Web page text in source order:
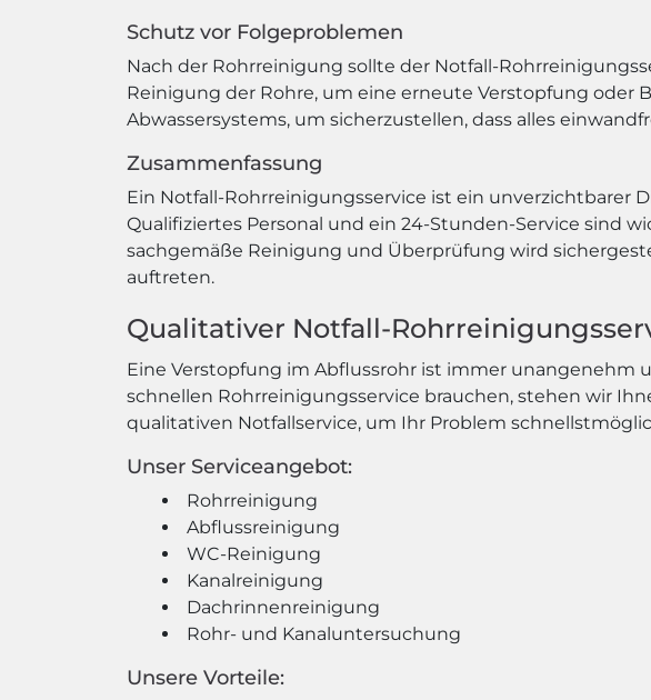
Schutz vor Folgeproblemen
Nach der Rohrreinigung sollte der Notfall-
Reinigung der Rohre, um eine erneute Verstopfung oder
Abwassersystems, um sicherzustellen, dass alles
Zusammenfassung
Ein Notfall-Rohrreinigungsservice ist ein unverzichtbarer
Qualifiziertes Personal und ein 24-Stunden-Service sind
sachgemäße Reinigung und Überprüfung wird
auftreten.
Qualitativer Notfall-
Eine Verstopfung im Abflussrohr ist immer unangenehm
schnellen Rohrreinigungsservice brauchen, stehen wir
qualitativen Notfallservice, um Ihr Problem
Unser Serviceangebot:
Rohrreinigung
Abflussreinigung
WC-Reinigung
Kanalreinigung
Dachrinnenreinigung
Rohr- und Kanaluntersuchung
Unsere Vorteile: